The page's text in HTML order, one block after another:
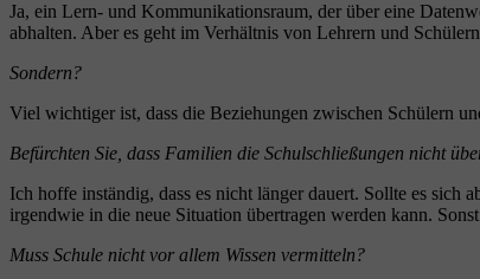
Ja, ein Lern- und Kommunikationsraum, der über eine
abhalten. Aber es geht im Verhältnis von Lehrern und
Sondern?
Viel wichtiger ist, dass die Beziehungen zwischen Schülern
Befürchten Sie, dass Familien die Schulschließungen nicht
Ich hoffe inständig, dass es nicht länger dauert. Sollte es sich
irgendwie in die neue Situation übertragen werden kann.
Muss Schule nicht vor allem Wissen vermitteln?